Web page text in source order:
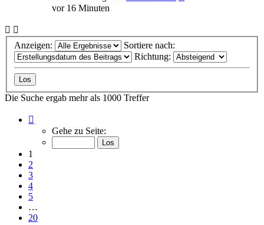
vor 16 Minuten
Anzeigen:
Sortiere nach:
Richtung:
Die Suche ergab mehr als 1000 Treffer
von
Gehe zu Seite:
1
2
3
4
5
…
20